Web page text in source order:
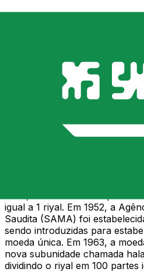
Thalers de Maria Teresa e os
britânicos circulavam e
monetárias na Arábia, com a
No início dos anos 1900, o
moeda oficial.
Quando a Arábia Saudita foi
igual a 1 riyal. Em 1952, a
Saudita (SAMA) foi
sendo introduzidas para
moeda única. Em 1963, a
nova subunidade chamada
dividindo o riyal em 100 partes